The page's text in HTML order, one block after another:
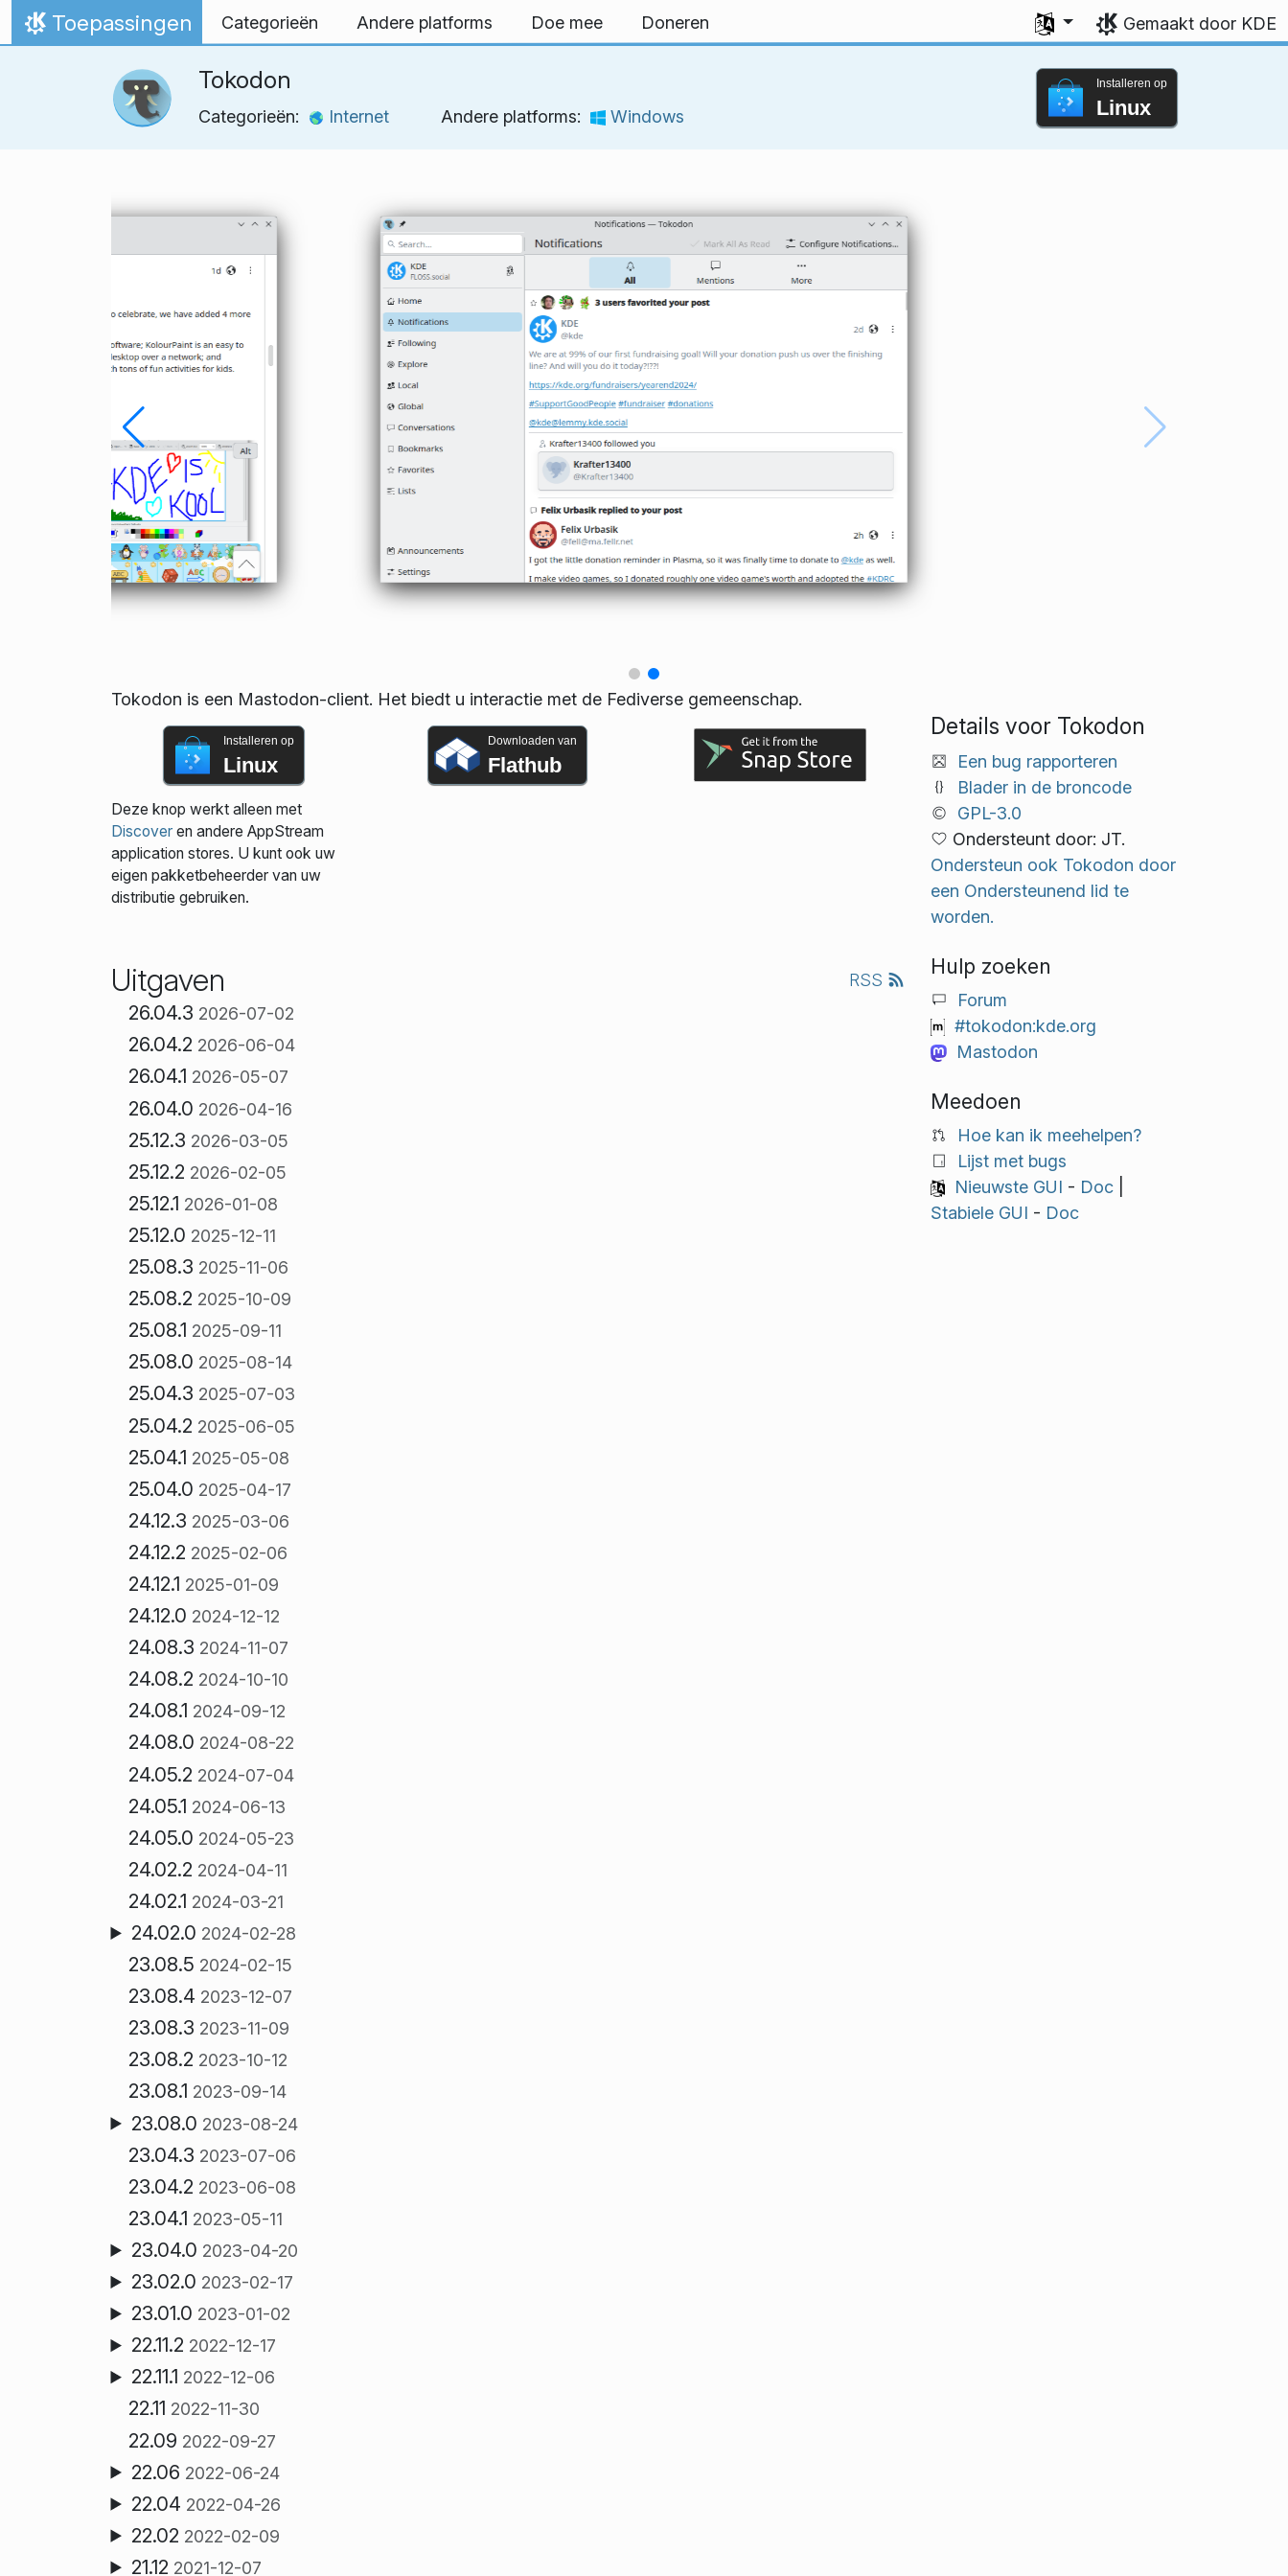
Spring naar inhoud
Thuis
Toepassingen Categorieën Andere platforms Doe mee Doneren
Uw taal selecteren
Gemaakt door KDE
Tokodon
Categorieën: Internet Andere platforms: Windows
Installeren op
Linux
Tokodon is een Mastodon-client. Het biedt u interactie met de Fediverse gemeenschap.
Installeren op
Linux
Deze knop werkt alleen met
Discoveren andere AppStream
application stores. U kunt ook uw
eigen pakketbeheerder van uw
distributie gebruiken.
Downloaden van
Flathub
Uitgaven RSS
26.04.3 2026-07-02
26.04.2 2026-06-04
26.04.1 2026-05-07
26.04.0 2026-04-16
25.12.3 2026-03-05
25.12.2 2026-02-05
25.12.1 2026-01-08
25.12.0 2025-12-11
25.08.3 2025-11-06
25.08.2 2025-10-09
25.08.1 2025-09-11
25.08.0 2025-08-14
25.04.3 2025-07-03
25.04.2 2025-06-05
25.04.1 2025-05-08
25.04.0 2025-04-17
24.12.3 2025-03-06
24.12.2 2025-02-06
24.12.1 2025-01-09
24.12.0 2024-12-12
24.08.3 2024-11-07
24.08.2 2024-10-10
24.08.1 2024-09-12
24.08.0 2024-08-22
24.05.2 2024-07-04
24.05.1 2024-06-13
24.05.0 2024-05-23
24.02.2 2024-04-11
24.02.1 2024-03-21
24.02.0 2024-02-28
23.08.5 2024-02-15
23.08.4 2023-12-07
23.08.3 2023-11-09
23.08.2 2023-10-12
23.08.1 2023-09-14
23.08.0 2023-08-24
23.04.3 2023-07-06
23.04.2 2023-06-08
23.04.1 2023-05-11
23.04.0 2023-04-20
23.02.0 2023-02-17
23.01.0 2023-01-02
22.11.2 2022-12-17
22.11.1 2022-12-06
22.11 2022-11-30
22.09 2022-09-27
22.06 2022-06-24
22.04 2022-04-26
22.02 2022-02-09
21.12 2021-12-07
Details voor Tokodon
Een bug rapporteren
Blader in de broncode
GPL-3.0
Ondersteunt door: JT.
Ondersteun ook Tokodon door
een Ondersteunend lid te
worden.
Hulp zoeken
Forum
#tokodon:kde.org
Mastodon
Meedoen
Hoe kan ik meehelpen?
Lijst met bugs
Nieuwste GUI - Doc|
Stabiele GUI - Doc